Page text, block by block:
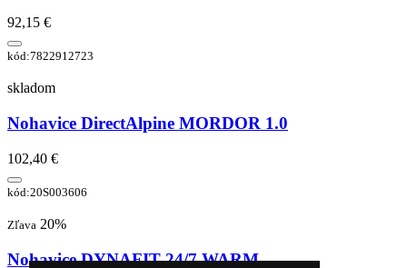
92,15 €
kód:7822912723
skladom
Nohavice DirectAlpine MORDOR 1.0
102,40 €
kód:20S003606
Zľava 20%
Nohavice DYNAFIT 24/7 WARM